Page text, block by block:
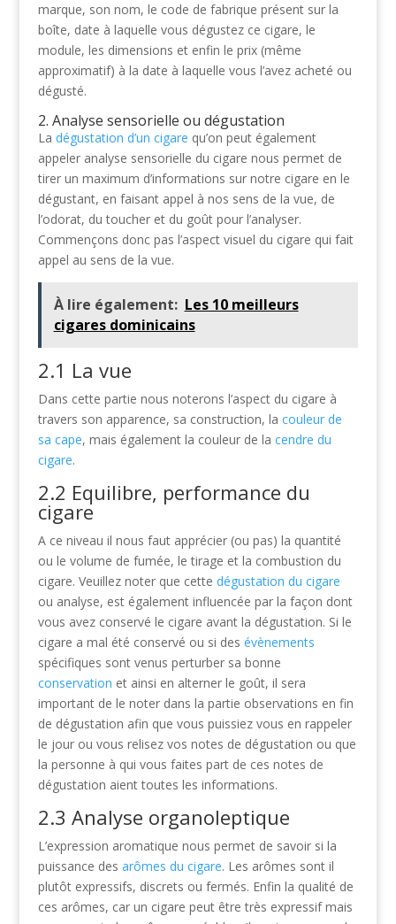
marque, son nom, le code de fabrique présent sur la
boîte, date à laquelle vous dégustez ce cigare, le
module, les dimensions et enfin le prix (même
approximatif) à la date à laquelle vous l’avez acheté ou
dégusté.
2. Analyse sensorielle ou dégustation
La dégustation d’un cigare qu’on peut également
appeler analyse sensorielle du cigare nous permet de
tirer un maximum d’informations sur notre cigare en le
dégustant, en faisant appel à nos sens de la vue, de
l’odorat, du toucher et du goût pour l’analyser.
Commençons donc pas l’aspect visuel du cigare qui fait
appel au sens de la vue.
À lire également: Les 10 meilleurs
cigares dominicains
2.1 La vue
Dans cette partie nous noterons l’aspect du cigare à
travers son apparence, sa construction, la couleur de
sa cape, mais également la couleur de la cendre du
cigare.
2.2 Equilibre, performance du
cigare
A ce niveau il nous faut apprécier (ou pas) la quantité
ou le volume de fumée, le tirage et la combustion du
cigare. Veuillez noter que cette dégustation du cigare
ou analyse, est également influencée par la façon dont
vous avez conservé le cigare avant la dégustation. Si le
cigare a mal été conservé ou si des évènements
spécifiques sont venus perturber sa bonne
conservation et ainsi en alterner le goût, il sera
important de le noter dans la partie observations en fin
de dégustation afin que vous puissiez vous en rappeler
le jour ou vous relisez vos notes de dégustation ou que
la personne à qui vous faites part de ces notes de
dégustation aient toutes les informations.
2.3 Analyse organoleptique
L’expression aromatique nous permet de savoir si la
puissance des arômes du cigare. Les arômes sont il
plutôt expressifs, discrets ou fermés. Enfin la qualité de
ces arômes, car un cigare peut être très expressif mais